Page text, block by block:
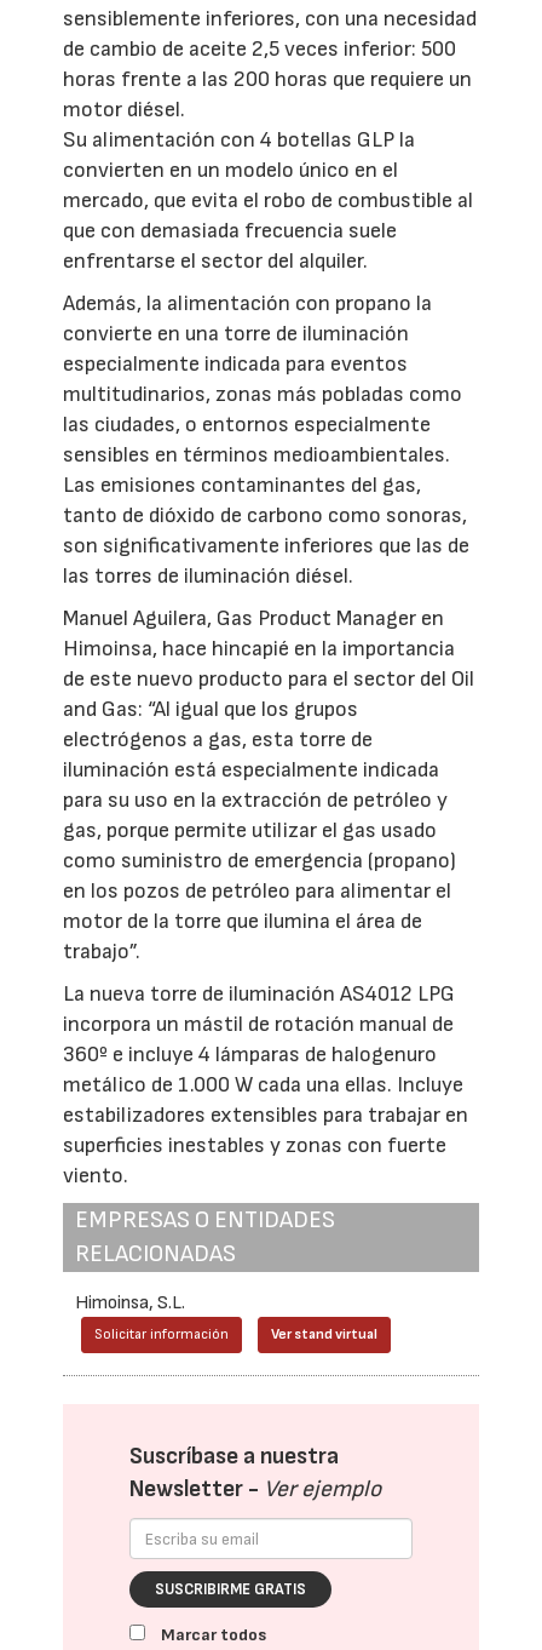
sensiblemente inferiores, con una necesidad
de cambio de aceite 2,5 veces inferior: 500
horas frente a las 200 horas que requiere un
motor diésel.
Su alimentación con 4 botellas GLP la
convierten en un modelo único en el
mercado, que evita el robo de combustible al
que con demasiada frecuencia suele
enfrentarse el sector del alquiler.
Además, la alimentación con propano la
convierte en una torre de iluminación
especialmente indicada para eventos
multitudinarios, zonas más pobladas como
las ciudades, o entornos especialmente
sensibles en términos medioambientales.
Las emisiones contaminantes del gas,
tanto de dióxido de carbono como sonoras,
son significativamente inferiores que las de
las torres de iluminación diésel.
Manuel Aguilera, Gas Product Manager en
Himoinsa, hace hincapié en la importancia
de este nuevo producto para el sector del Oil
and Gas: “Al igual que los grupos
electrógenos a gas, esta torre de
iluminación está especialmente indicada
para su uso en la extracción de petróleo y
gas, porque permite utilizar el gas usado
como suministro de emergencia (propano)
en los pozos de petróleo para alimentar el
motor de la torre que ilumina el área de
trabajo”.
La nueva torre de iluminación AS4012 LPG
incorpora un mástil de rotación manual de
360º e incluye 4 lámparas de halogenuro
metálico de 1.000 W cada una ellas. Incluye
estabilizadores extensibles para trabajar en
superficies inestables y zonas con fuerte
viento.
EMPRESAS O ENTIDADES
RELACIONADAS
Himoinsa, S.L.
Solicitar información Ver stand virtual
Suscríbase a nuestra
Newsletter - Ver ejemplo
SUSCRIBIRME GRATIS
Marcar todos